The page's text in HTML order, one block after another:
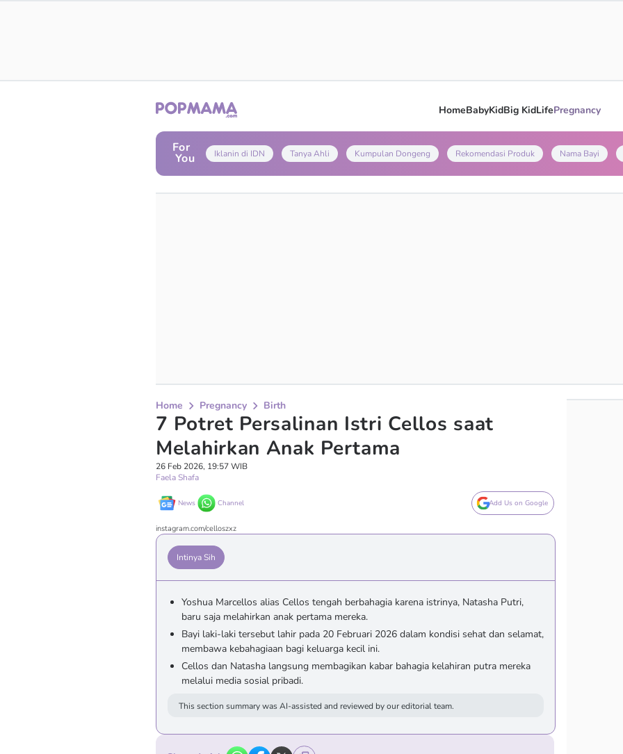
HomeBabyKidBig KidLifePregnancy
For
You Iklanin di IDN Tanya Ahli Kumpulan Dongeng Rekomendasi Produk Nama Bayi
Home Pregnancy Birth
7 Potret Persalinan Istri Cellos saat
Melahirkan Anak Pertama
26 Feb 2026, 19:57 WIB
Faela Shafa
News Channel Add Us on Google
instagram.com/celloszxz
Intinya Sih
Yoshua Marcellos alias Cellos tengah berbahagia karena istrinya, Natasha Putri,
baru saja melahirkan anak pertama mereka.
Bayi laki-laki tersebut lahir pada 20 Februari 2026 dalam kondisi sehat dan selamat,
membawa kebahagiaan bagi keluarga kecil ini.
Cellos dan Natasha langsung membagikan kabar bahagia kelahiran putra mereka
melalui media sosial pribadi.
This section summary was AI-assisted and reviewed by our editorial team.